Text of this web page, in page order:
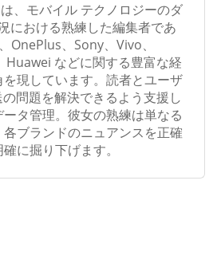
、モバイル テクノロジーのダ
における熟練した編集者であ
OnePlus、Sony、Vivo、
などに関する豊富な経
現しています。読者とユーザ
問題を解決できるよう支援し
タ管理。彼女の熟練は単なる
ブランドのニュアンスを正確
に掘り下げます。